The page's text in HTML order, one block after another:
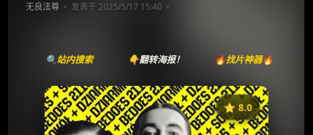
无良法尊 发表于 2025/5/17 15:40
🔍站内搜索 👇翻转海报！ 🔥找片神器🔥
⭐️ 8.0
《嘻哈星节奏：波兰篇》
⭐
收藏